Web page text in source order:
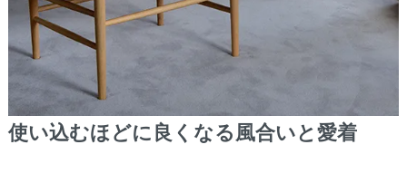
使い込むほどに良くなる風合いと愛着